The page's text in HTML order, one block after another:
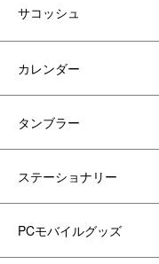
サコッシュ
カレンダー
タンブラー
ステーショナリー
PCモバイルグッズ